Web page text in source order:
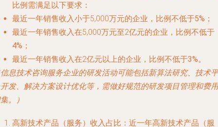
比例需满足以下要求：
最近一年销售收入小于5,000万元的企业，比例不低于5% ；
最近一年销售收入在5,000万元至2亿元的企业，比例不低于
4% ；
最近一年销售收入在2亿元以上的企业，比例不低于3%。
息技术咨询服务企业的研发活动可能包括新算法研究、技术平
发、解决方案设计优化等，需做好规范的研发项目管理和费用
。）
高新技术产品（服务）收入占比 ：近一年高新技术产品（服